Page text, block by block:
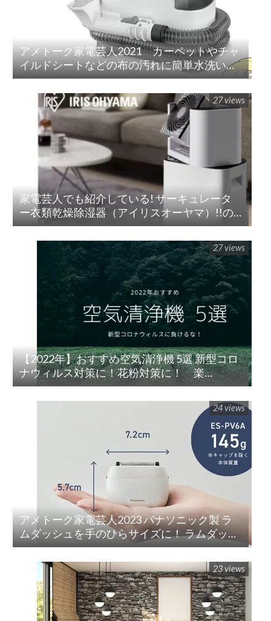
アメトーク家電芸人2021 カーペットやチャ
イルドシートなどの布の汚れに簡単水洗い！
「リンサークリーナー(RNS-P10-W)」
家電芸人でも紹介している! サーキュレータ
ー衣類乾燥除湿器（アイリスオーヤマ）!!の
紹介
27 views
【2022年】おすすめ空気清浄機 5選 新型コロ
ナウィルス対策に！花粉対策に！ 楽
天/Amazon/Yahoo/PayPay
27 views
アメトーク家電芸人2023 パナソニック製 ラ
ムダッシュを手のひらサイズに！ ラムダッシ
ュ パームイン5枚刃(ES-PV3A-K)
24 views
23 views